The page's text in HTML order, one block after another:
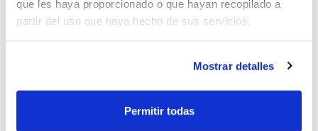
que les haya proporcionado o que hayan recopilado a
partir del uso que haya hecho de sus servicios.
Mostrar detalles
Permitir todas
Disponibilidad
Ver stock